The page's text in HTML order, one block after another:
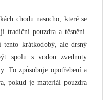
chodu nasucho, které se
tradiční pouzdra a těsnění.
tento krátkodobý, ale drsný
spolu s vodou zvednuty
To způsobuje opotřebení a
pokud je materiál pouzdra